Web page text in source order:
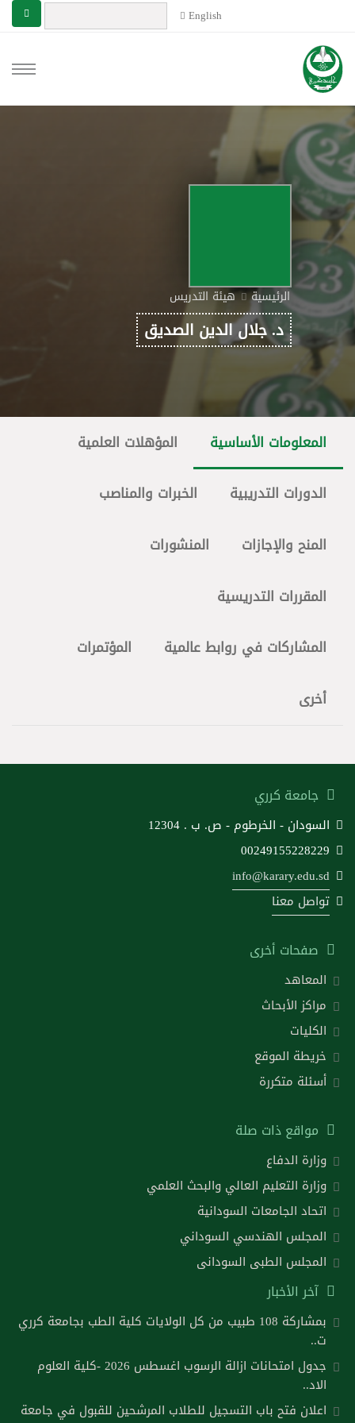
English
الرئيسية هيئة التدريس
د. جلال الدين الصديق
المعلومات الأساسية المؤهلات العلمية
الدورات التدريبية الخبرات والمناصب
المنح والإجازات المنشورات
المقررات التدريسية
المشاركات في روابط عالمية المؤتمرات
أخرى
جامعة كرري
السودان - الخرطوم - ص. ب . 12304
00249155228229
info@karary.edu.sd
تواصل معنا
صفحات أخرى
المعاهد
مراكز الأبحاث
الكليات
خريطة الموقع
أسئلة متكررة
مواقع ذات صلة
وزارة الدفاع
وزارة التعليم العالي والبحث العلمي
اتحاد الجامعات السودانية
المجلس الهندسي السوداني
المجلس الطبى السودانى
آخر الأخبار
بمشاركة 108 طبيب من كل الولايات كلية الطب بجامعة كرري
ت..
جدول امتحانات ازالة الرسوب اغسطس 2026 -كلية العلوم
الاد..
اعلان فتح باب التسجيل للطلاب المرشحين للقبول في جامعة